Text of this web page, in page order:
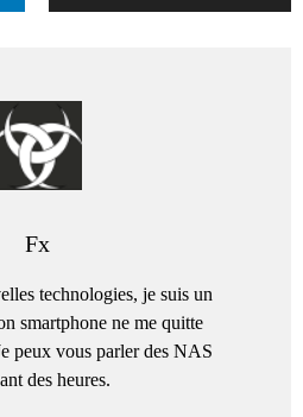
Fx
technologies, je suis un
smartphone ne me quitte
peux vous parler des NAS
des heures.